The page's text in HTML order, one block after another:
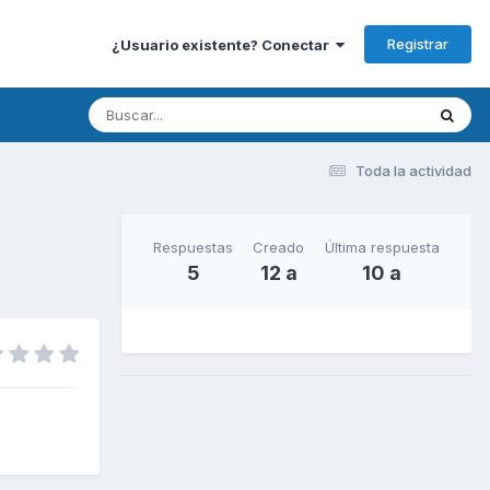
¿Usuario existente? Conectar Registrar
Toda la actividad
Respuestas
5
Creado
12 a
Última respuesta
10 a